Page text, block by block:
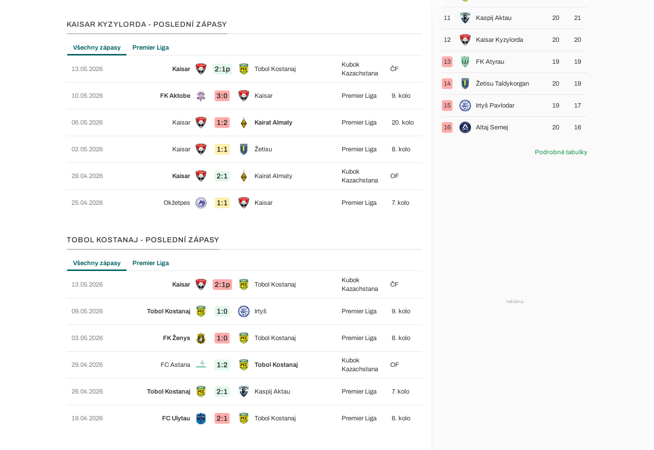
KAISAR KYZYLORDA - POSLEDNÍ ZÁPASY
Všechny zápasy Premier Liga
13.05.2026 Kaisar 2:1p Tobol Kostanaj
Kubok
Kazachstana
ČF
10.05.2026 FK Aktobe 3:0 Kaisar Premier Liga 9. kolo
06.05.2026 Kaisar 1:2 Kairat Almaty Premier Liga 20. kolo
02.05.2026 Kaisar 1:1 Žetisu Premier Liga 8. kolo
29.04.2026 Kaisar 2:1 Kairat Almaty
Kubok
Kazachstana
OF
25.04.2026 Okžetpes 1:1 Kaisar Premier Liga 7. kolo
TOBOL KOSTANAJ - POSLEDNÍ ZÁPASY
Všechny zápasy Premier Liga
13.05.2026 Kaisar 2:1p Tobol Kostanaj
Kubok
Kazachstana
ČF
09.05.2026 Tobol Kostanaj 1:0 Irtyš Premier Liga 9. kolo
03.05.2026 FK Ženys 1:0 Tobol Kostanaj Premier Liga 8. kolo
29.04.2026 FC Astana 1:2 Tobol Kostanaj
Kubok
Kazachstana
OF
26.04.2026 Tobol Kostanaj 2:1 Kaspij Aktau Premier Liga 7. kolo
19.04.2026 FC Ulytau 2:1 Tobol Kostanaj Premier Liga 6. kolo
11 Kaspij Aktau 20 21
12 Kaisar Kyzylorda 20 20
13 FK Atyrau 19 19
14 Žetisu Taldykorgan 20 19
15 Irtyš Pavlodar 19 17
16 Altaj Semej 20 16
Podrobné tabulky